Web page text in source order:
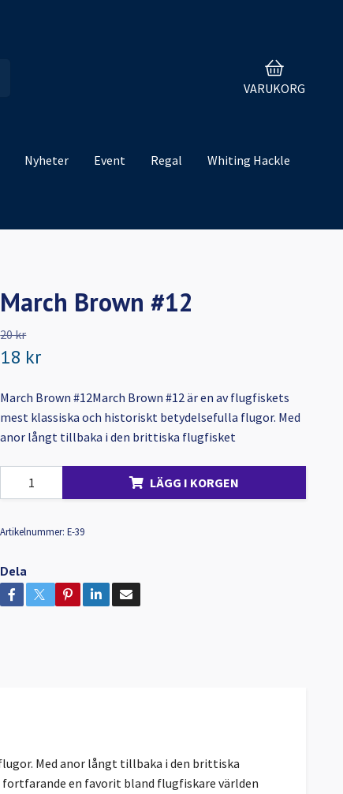
VARUKORG
Nyheter Event Regal
Whiting Hackle
March Brown #12
20 kr
18 kr
March Brown #12March Brown #12 är en av flugfiskets
mest klassiska och historiskt betydelsefulla flugor. Med
anor långt tillbaka i den brittiska flugfisket
LÄGG I KORGEN
Artikelnummer: E-39
Dela
Med anor långt tillbaka i den brittiska
en favorit bland flugfiskare världen